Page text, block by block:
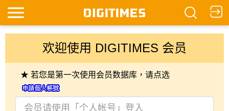
欢迎使用 DIGITIMES 会员
★ 若您是第一次使用会员数据库，请点选